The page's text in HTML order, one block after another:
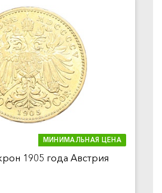
МИНИМАЛЬНАЯ ЦЕНА
1905 года Австрия